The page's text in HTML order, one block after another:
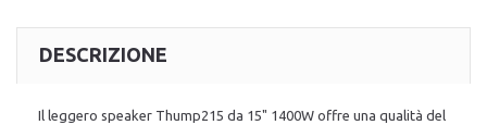
DESCRIZIONE
Il leggero speaker Thump215 da 15" 1400W offre una qualità del